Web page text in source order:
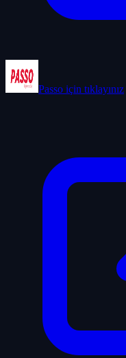
Passo için tıklayınız